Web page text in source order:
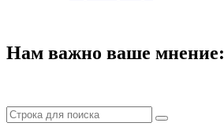
Нам важно ваше мнение: